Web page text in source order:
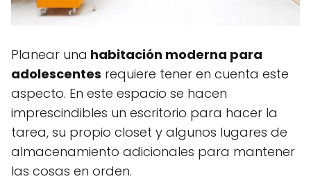
Planear una habitación moderna para
adolescentes requiere tener en cuenta este
aspecto. En este espacio se hacen
imprescindibles un escritorio para hacer la
tarea, su propio closet y algunos lugares de
almacenamiento adicionales para mantener
las cosas en orden.